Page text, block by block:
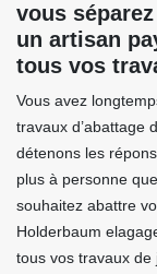
vous
un artisan
tous vos
Vous avez
travaux d’abattage
détenons les
plus à personne
souhaitez abattre
Holderbaum
tous vos travaux de